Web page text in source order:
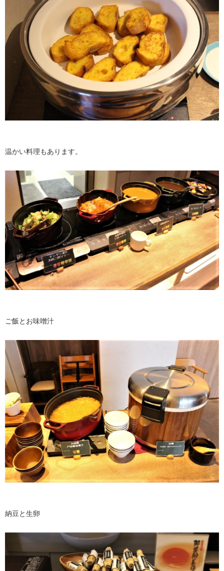
温かい料理もあります。
ご飯とお味噌汁
納豆と生卵